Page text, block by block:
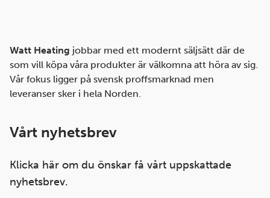
Watt Heating jobbar med ett modernt säljsätt där de
som vill köpa våra produkter är välkomna att höra av sig.
Vår fokus ligger på svensk proffsmarknad men
leveranser sker i hela Norden.
Vårt nyhetsbrev
Klicka här om du önskar få vårt uppskattade
nyhetsbrev.